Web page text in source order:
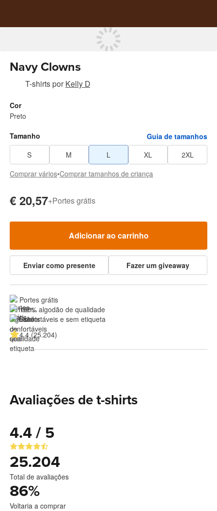
Navy Clowns
T-shirtspor Kelly D
Cor
Preto
Tamanho
Guia de tamanhos
S
M L XL
2XL
Comprar vários•Comprar tamanhos de criança
€ 20,57+Portes grátis
Adicionar ao carrinho
Enviar como presente Fazer um giveaway
Portes grátis
100% algodão de qualidade
Confortáveis e sem etiqueta
4.4 (25.204)
Avaliações de t-shirts
4.4 / 5
25.204
Total de avaliações
86%
Voltaria a comprar